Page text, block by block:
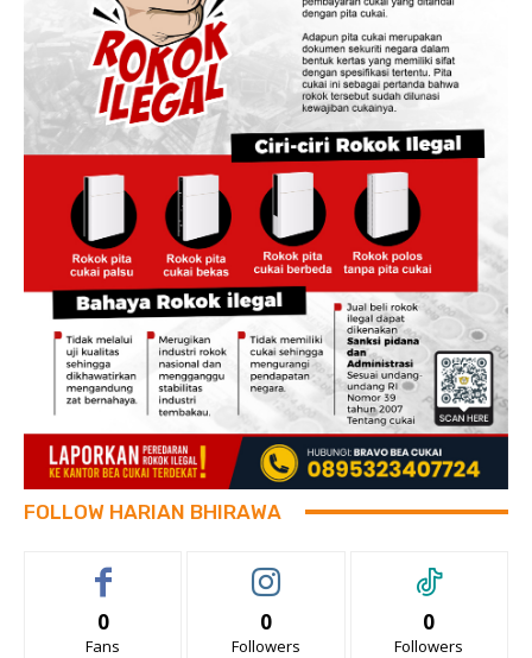
FOLLOW HARIAN BHIRAWA
0
Fans
0
Followers
0
Followers